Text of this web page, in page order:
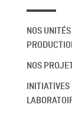
NOS
NOS
INITIATIVES